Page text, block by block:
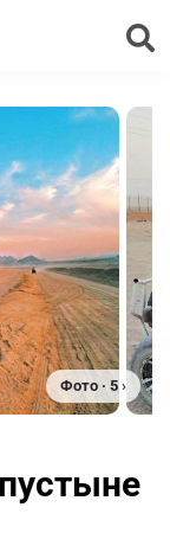
Фото · 5 ›